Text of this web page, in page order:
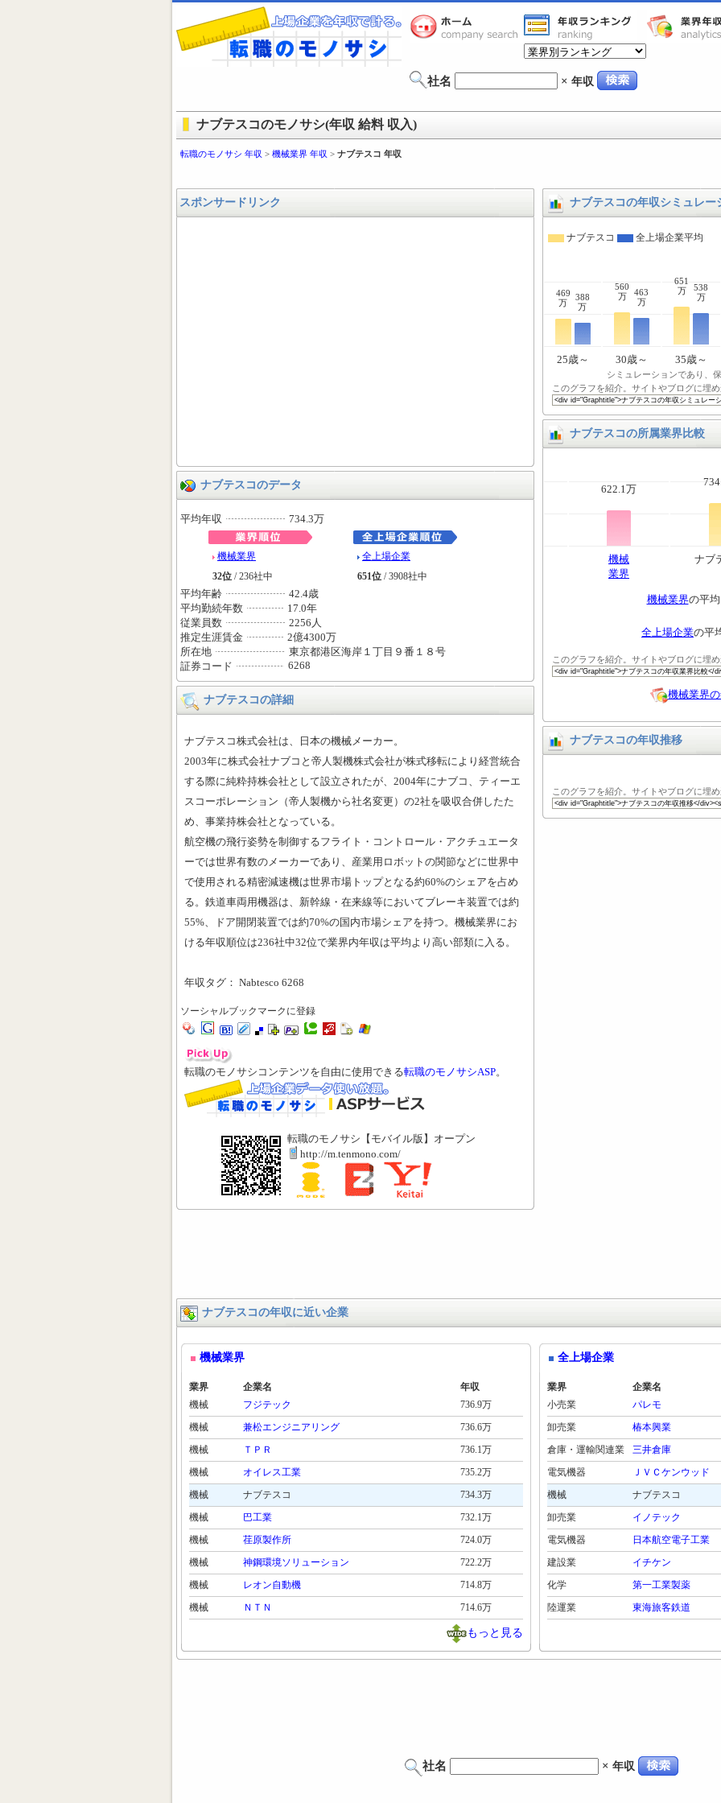
社名 × 年収
ナブテスコのモノサシ(年収 給料 収入)
転職のモノサシ 年収 > 機械業界 年収 > ナブテスコ 年収
スポンサードリンク
ナブテスコのデータ
平均年収 734.3万
機械業界
32位 / 236社中
全上場企業
651位 / 3908社中
平均年齢
42.4歳
平均勤続年数
17.0年
従業員数
2256人
推定生涯賃金
2億4300万
所在地
東京都港区海岸１丁目９番１８号
証券コード
6268
ナブテスコの詳細
ナブテスコ株式会社は、日本の機械メーカー。
2003年に株式会社ナブコと帝人製機株式会社が株式移転により経営統合
する際に純粋持株会社として設立されたが、2004年にナブコ、ティーエ
スコーポレーション（帝人製機から社名変更）の2社を吸収合併したた
め、事業持株会社となっている。
航空機の飛行姿勢を制御するフライト・コントロール・アクチュエータ
ーでは世界有数のメーカーであり、産業用ロボットの関節などに世界中
で使用される精密減速機は世界市場トップとなる約60%のシェアを占め
る。鉄道車両用機器は、新幹線・在来線等においてブレーキ装置では約
55%、ドア開閉装置では約70%の国内市場シェアを持つ。機械業界にお
ける年収順位は236社中32位で業界内年収は平均より高い部類に入る。
年収タグ： Nabtesco 6268
ソーシャルブックマークに登録
転職のモノサシコンテンツを自由に使用できる転職のモノサシASP。
転職のモノサシ【モバイル版】オープン
http://m.tenmono.com/
ナブテスコの年収シミュレー
ナブテスコ 全上場企業平均
469
万
388
万
560
万
463
万
651
万
538
万
25歳～ 30歳～ 35歳～
シミュレーションであり、
このグラフを紹介。サイトやブログに埋
ナブテスコの所属業界比較
622.1万
機械
業界
ナブ
機械業界の平
全上場企業の平
このグラフを紹介。サイトやブログに埋
機械業界
ナブテスコの年収推移
このグラフを紹介。サイトやブログに埋
ナブテスコの年収に近い企業
機械業界
業界 企業名
年収
機械
フジテック
736.9万
機械
兼松エンジニアリング
736.6万
機械
ＴＰＲ
736.1万
機械
オイレス工業
735.2万
機械
ナブテスコ
734.3万
機械
巴工業
732.1万
機械
荏原製作所
724.0万
機械
神鋼環境ソリューション
722.2万
機械
レオン自動機
714.8万
機械
ＮＴＮ 714.6万
もっと見る
全上場企業
業界
企業名
小売業
パレモ
卸売業
椿本興業
倉庫・運輸関連業
三井倉庫
電気機器
ＪＶＣケンウッド
機械
ナブテスコ
卸売業
イノテック
電気機器
日本航空電子工業
建設業
イチケン
化学
第一工業製薬
陸運業
東海旅客鉄道
社名 × 年収